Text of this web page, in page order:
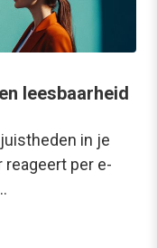
leesbaarheid
in je
reageert per e-